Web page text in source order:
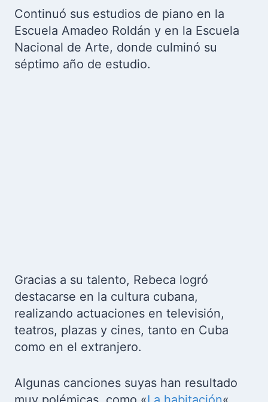
Continuó sus estudios de piano en la
Escuela Amadeo Roldán y en la Escuela
Nacional de Arte, donde culminó su
séptimo año de estudio.
Gracias a su talento, Rebeca logró
destacarse en la cultura cubana,
realizando actuaciones en televisión,
teatros, plazas y cines, tanto en Cuba
como en el extranjero.
Algunas canciones suyas han resultado